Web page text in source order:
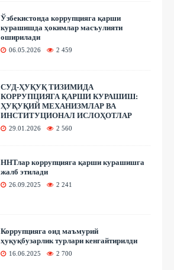
Ўзбекистонда коррупцияга қарши
курашишда ҳокимлар масъулияти
оширилади
06.05.2026 2 459
СУД-ҲУҚУҚ ТИЗИМИДА
КОРРУПЦИЯГА ҚАРШИ КУРАШИШ:
ҲУҚУҚИЙ МЕХАНИЗМЛАР ВА
ИНСТИТУЦИОНАЛ ИСЛОҲОТЛАР
29.01.2026 2 560
ННТлар коррупцияга қарши курашишга
жалб этилади
26.09.2025 2 241
Коррупцияга оид маъмурий
ҳуқуқбузарлик турлари кенгайтирилди
16.06.2025 2 700